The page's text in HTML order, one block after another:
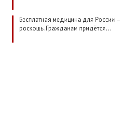
Бесплатная медицина для России –
роскошь. Гражданам придётся…